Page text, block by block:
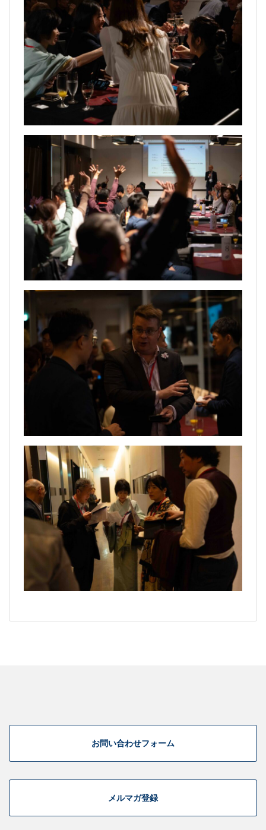
お問い合わせフォーム
メルマガ登録